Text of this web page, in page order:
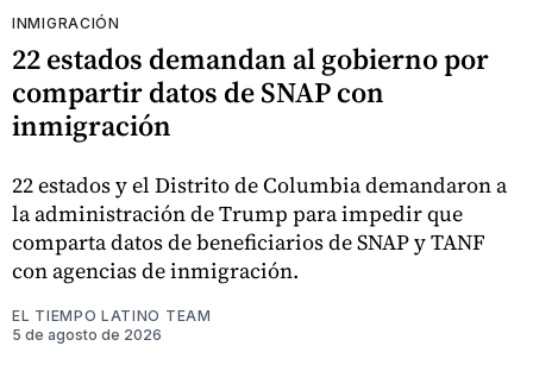
INMIGRACIÓN
22 estados demandan al gobierno por
compartir datos de SNAP con
inmigración
22 estados y el Distrito de Columbia demandaron a
la administración de Trump para impedir que
comparta datos de beneficiarios de SNAP y TANF
con agencias de inmigración.
EL TIEMPO LATINO TEAM
5 de agosto de 2026